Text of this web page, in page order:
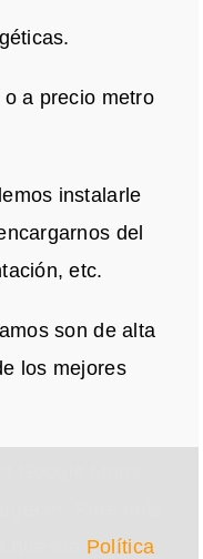
a precio metro
instalarle
del
etc.
son de alta
los mejores
Política